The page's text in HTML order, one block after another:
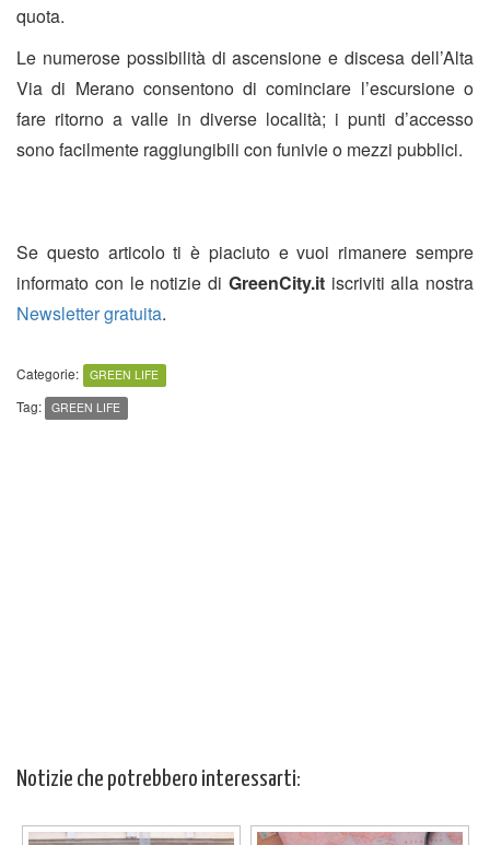
quota.
Le numerose possibilità di ascensione e discesa dell’Alta
Via di Merano consentono di cominciare l’escursione o
fare ritorno a valle in diverse località; i punti d’accesso
sono facilmente raggiungibili con funivie o mezzi pubblici.
Se questo articolo ti è piaciuto e vuoi rimanere sempre
informato con le notizie di GreenCity.itiscriviti alla nostra
Newsletter gratuita.
Categorie: GREEN LIFE
Tag: GREEN LIFE
Notizie che potrebbero interessarti: